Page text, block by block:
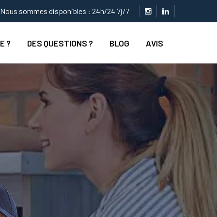
Nous sommes disponibles : 24h/24 7j/7
? DES QUESTIONS ? BLOG AVIS